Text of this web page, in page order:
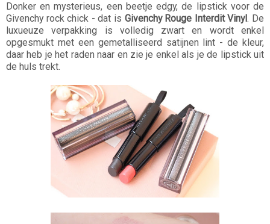
Donker en mysterieus, een beetje edgy, de lipstick voor de
Givenchy rock chick - dat is Givenchy Rouge Interdit Vinyl. De
luxueuze verpakking is volledig zwart en wordt enkel
opgesmukt met een gemetalliseerd satijnen lint - de kleur,
daar heb je het raden naar en zie je enkel als je de lipstick uit
de huls trekt.